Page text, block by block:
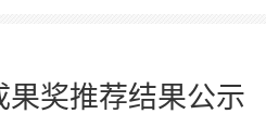
奖推荐结果公示